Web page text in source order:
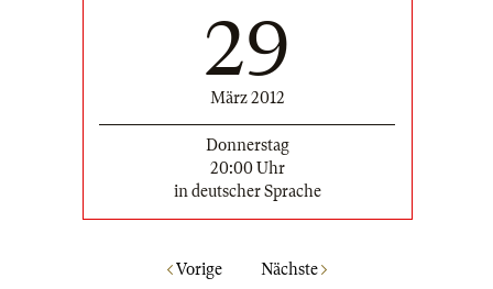
29
März 2012
Donnerstag
20:00 Uhr
in deutscher Sprache
Vorige Nächste